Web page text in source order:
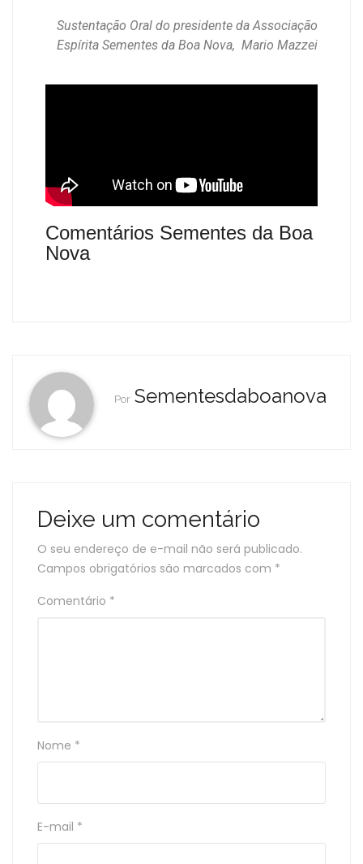
Sustentação Oral do presidente da Associação
Espírita Sementes da Boa Nova, Mario Mazzei
Comentários Sementes da Boa
Nova
Por Sementesdaboanova
Deixe um comentário
O seu endereço de e-mail não será publicado.
Campos obrigatórios são marcados com *
Comentário *
Nome *
E-mail *